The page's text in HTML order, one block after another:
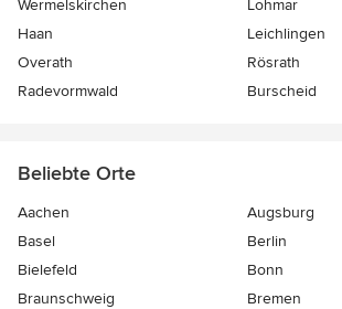
Wermelskirchen
Lohmar
Haan
Leichlingen
Overath
Rösrath
Radevormwald
Burscheid
Beliebte Orte
Aachen
Augsburg
Basel
Berlin
Bielefeld
Bonn
Braunschweig
Bremen